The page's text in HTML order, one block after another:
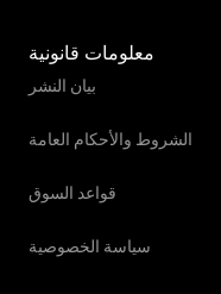
معلومات قانونية
بيان النشر
الشروط والأحكام العامة
قواعد السوق
سياسة الخصوصية